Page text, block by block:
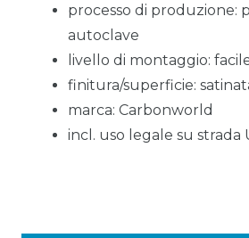
processo di produzione:
autoclave
livello di montaggio:
finitura/superficie:
marca: Carbonworld
incl. uso legale su strada